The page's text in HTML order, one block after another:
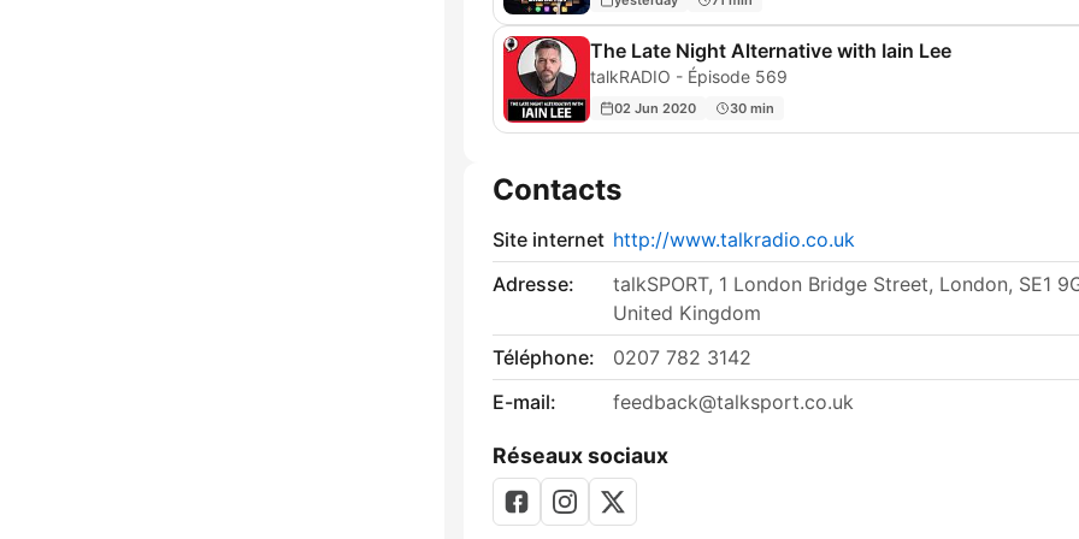
The Late Night Alternative with Iain Lee
talkRADIO - Épisode 569
02 Jun 2020 30 min
Contacts
Site internet http://www.talkradio.co.uk
Adresse:
talkSPORT, 1 London Bridge Street, London, SE1
United Kingdom
Téléphone:
0207 782 3142
E-mail:
feedback@talksport.co.uk
Réseaux sociaux